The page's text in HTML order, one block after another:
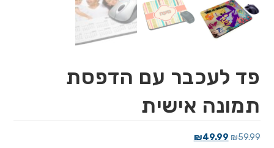
פד לעכבר עם הדפסת
תמונה אישית
₪59.99
המחיר ₪49.99
המחיר